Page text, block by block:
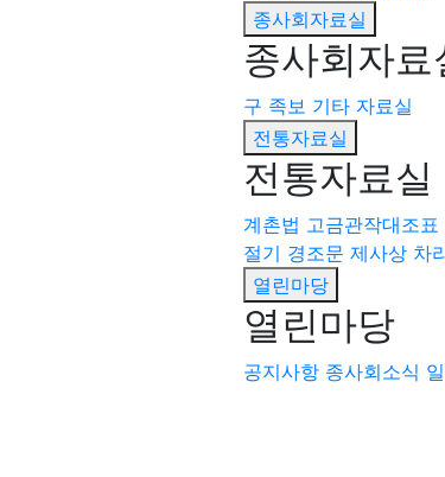
종사회자료실
종사회자료
구 족보 기타 자료실
전통자료실
전통자료실
계촌법 고금관작대조표
절기 경조문 제사상 차
열린마당
열린마당
공지사항 종사회소식